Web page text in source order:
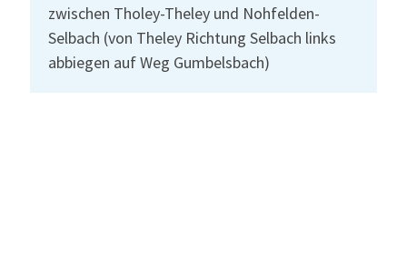
zwischen Tholey-Theley und Nohfelden-
Selbach (von Theley Richtung Selbach links
abbiegen auf Weg Gumbelsbach)